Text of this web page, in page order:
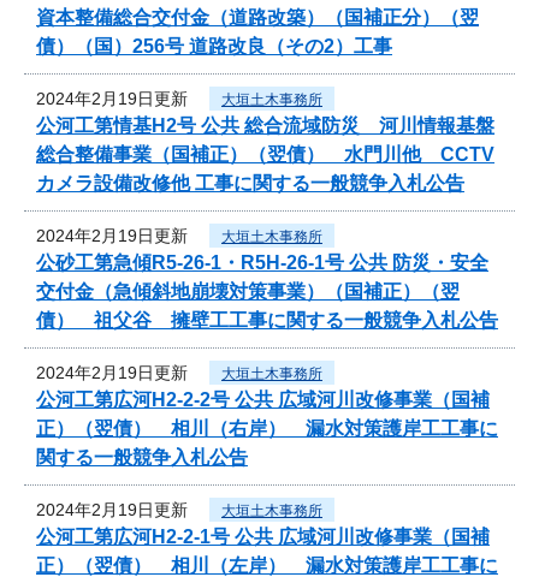
資本整備総合交付金（道路改築）（国補正分）（翌
債）（国）256号 道路改良（その2）工事
2024年2月19日更新 大垣土木事務所
公河工第情基H2号 公共 総合流域防災 河川情報基盤
総合整備事業（国補正）（翌債） 水門川他 CCTV
カメラ設備改修他 工事に関する一般競争入札公告
2024年2月19日更新 大垣土木事務所
公砂工第急傾R5-26-1・R5H-26-1号 公共 防災・安全
交付金（急傾斜地崩壊対策事業）（国補正）（翌
債） 祖父谷 擁壁工工事に関する一般競争入札公告
2024年2月19日更新 大垣土木事務所
公河工第広河H2-2-2号 公共 広域河川改修事業（国補
正）（翌債） 相川（右岸） 漏水対策護岸工工事に
関する一般競争入札公告
2024年2月19日更新 大垣土木事務所
公河工第広河H2-2-1号 公共 広域河川改修事業（国補
正）（翌債） 相川（左岸） 漏水対策護岸工工事に